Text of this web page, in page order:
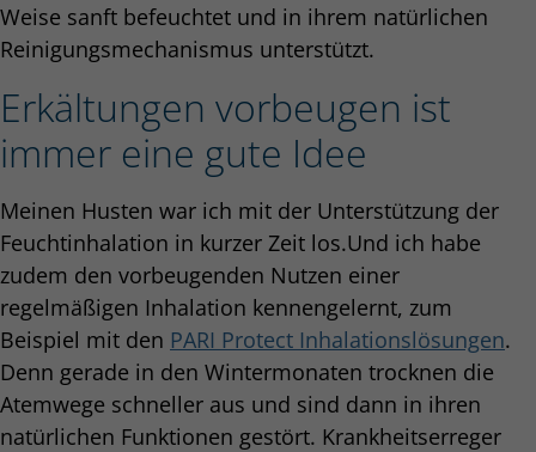
Weise sanft befeuchtet und in ihrem natürlichen
Reinigungsmechanismus unterstützt.
Erkältungen vorbeugen ist
immer eine gute Idee
Meinen Husten war ich mit der Unterstützung der
Feuchtinhalation in kurzer Zeit los.Und ich habe
zudem den vorbeugenden Nutzen einer
regelmäßigen Inhalation kennengelernt, zum
Beispiel mit den PARI Protect Inhalationslösungen.
Denn gerade in den Wintermonaten trocknen die
Atemwege schneller aus und sind dann in ihren
natürlichen Funktionen gestört. Krankheitserreger